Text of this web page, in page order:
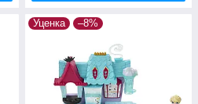
Уценка –8%